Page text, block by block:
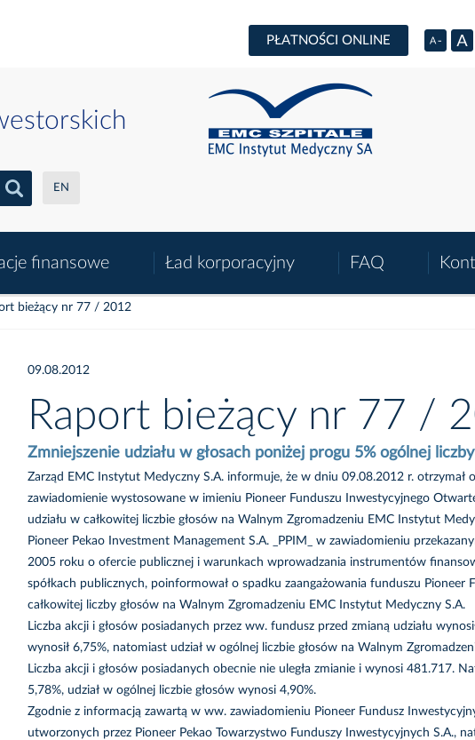
PŁATNOŚCI ONLINE
EN
finansowe Ład korporacyjny FAQ
bieżący nr 77 / 2012
09.08.2012
Raport bieżący nr 77 /
Zmniejszenie udziału w głosach poniżej progu 5% ogólnej
Zarząd EMC Instytut Medyczny S.A. informuje, że w dniu 09.08.2012 r. otrzymał
zawiadomienie wystosowane w imieniu Pioneer Funduszu Inwestycyjnego
udziału w całkowitej liczbie głosów na Walnym Zgromadzeniu EMC Instytut
Pioneer Pekao Investment Management S.A. _PPIM_ w zawiadomieniu
2005 roku o ofercie publicznej i warunkach wprowadzania instrumentów
spółkach publicznych, poinformował o spadku zaangażowania funduszu
całkowitej liczby głosów na Walnym Zgromadzeniu EMC Instytut Medyczny S.A.
Liczba akcji i głosów posiadanych przez ww. fundusz przed zmianą udziału
wynosił 6,75%, natomiast udział w ogólnej liczbie głosów na Walnym
Liczba akcji i głosów posiadanych obecnie nie uległa zmianie i wynosi 481.717.
5,78%, udział w ogólnej liczbie głosów wynosi 4,90%.
Zgodnie z informacją zawartą w ww. zawiadomieniu Pioneer Fundusz
utworzonych przez Pioneer Pekao Towarzystwo Funduszy Inwestycyjnych S.A.,